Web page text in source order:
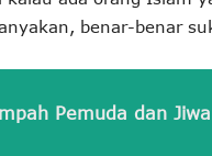
benar-benar
Pemuda dan